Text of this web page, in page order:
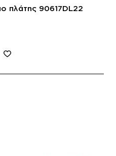
πλάτης 90617DL22